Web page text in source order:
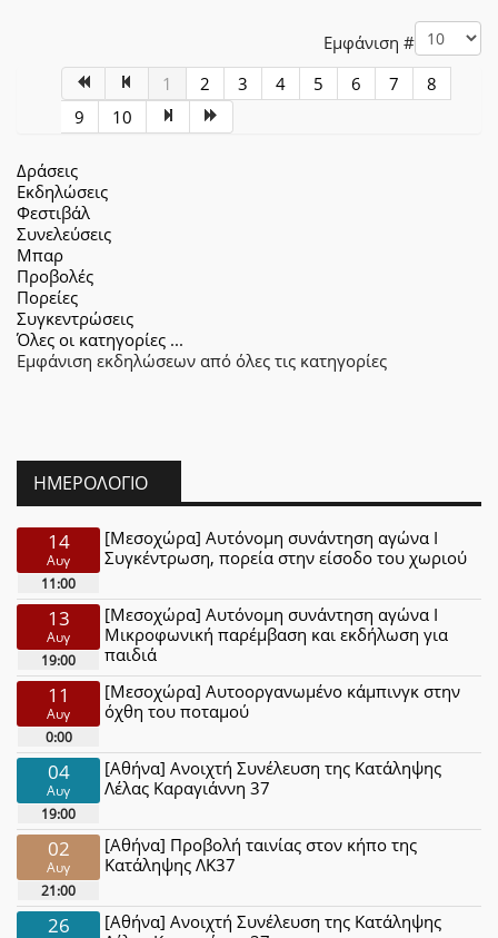
Εμφάνιση #
1
2 3 4 5 6 7
8
9
10
Δράσεις
Εκδηλώσεις
Φεστιβάλ
Συνελεύσεις
Μπαρ
Προβολές
Πορείες
Συγκεντρώσεις
Όλες οι κατηγορίες ...
Εμφάνιση εκδηλώσεων από όλες τις κατηγορίες
ΗΜΕΡΟΛΌΓΙΟ
14
Αυγ
11:00
[Μεσοχώρα] Αυτόνομη συνάντηση αγώνα Ι
Συγκέντρωση, πορεία στην είσοδο του χωριού
13
Αυγ
19:00
[Μεσοχώρα] Αυτόνομη συνάντηση αγώνα Ι
Μικροφωνική παρέμβαση και εκδήλωση για
παιδιά
11
Αυγ
0:00
[Μεσοχώρα] Αυτοοργανωμένο κάμπινγκ στην
όχθη του ποταμού
04
Αυγ
19:00
[Αθήνα] Ανοιχτή Συνέλευση της Κατάληψης
Λέλας Καραγιάννη 37
02
Αυγ
21:00
[Αθήνα] Προβολή ταινίας στον κήπο της
Κατάληψης ΛΚ37
26
[Αθήνα] Ανοιχτή Συνέλευση της Κατάληψης